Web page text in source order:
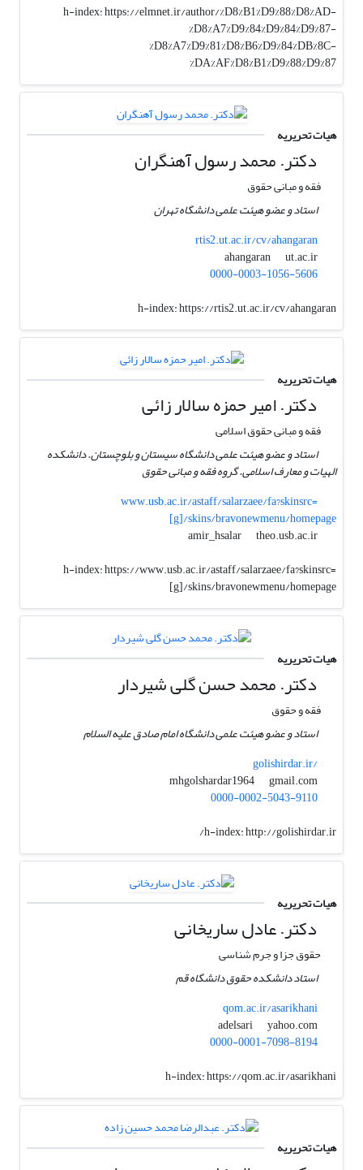
h-index:https://elmnet.ir/author/%D8%B1%D9%88%D8%AD-
%D8%A7%D9%84%D9%84%D9%87-
%D8%A7%D9%81%D8%B6%D9%84%DB%8C-
%DA%AF%D8%B1%D9%88%D9%87
هیات تحریریه
دکتر. محمد رسول آهنگران
فقه و مبانی حقوق
استاد و عضو هیئت علمی دانشگاه تهران
rtis2.ut.ac.ir/cv/ahangaran
ahangaran
ut.ac.ir
0000-0003-1056-5606
h-index:https://rtis2.ut.ac.ir/cv/ahangaran
هیات تحریریه
دکتر. امیر حمزه سالار زائی
فقه و مبانی حقوق اسلامی
استاد و عضو هیئت علمی دانشگاه سیستان و بلوچستان. دانشکده
الهیات و معارف اسلامی. گروه فقه و مبانی حقوق
www.usb.ac.ir/astaff/salarzaee/fa?skinsrc=
[g]/skins/bravonewmenu/homepage
amir_hsalar
theo.usb.ac.ir
h-index:https://www.usb.ac.ir/astaff/salarzaee/fa?skinsrc=
[g]/skins/bravonewmenu/homepage
هیات تحریریه
دکتر. محمد حسن گلی شیردار
فقه و حقوق
استاد و عضو هیئت علمی دانشگاه امام صادق علیه السلام
golishirdar.ir/
mhgolshardar1964
gmail.com
0000-0002-5043-9110
h-index:http://golishirdar.ir/
هیات تحریریه
دکتر. عادل ساریخانی
حقوق جزا و جرم شناسی
استاد دانشکده حقوق دانشگاه قم
qom.ac.ir/asarikhani
adelsari
yahoo.com
0000-0001-7098-8194
h-index:https://qom.ac.ir/asarikhani
هیات تحریریه